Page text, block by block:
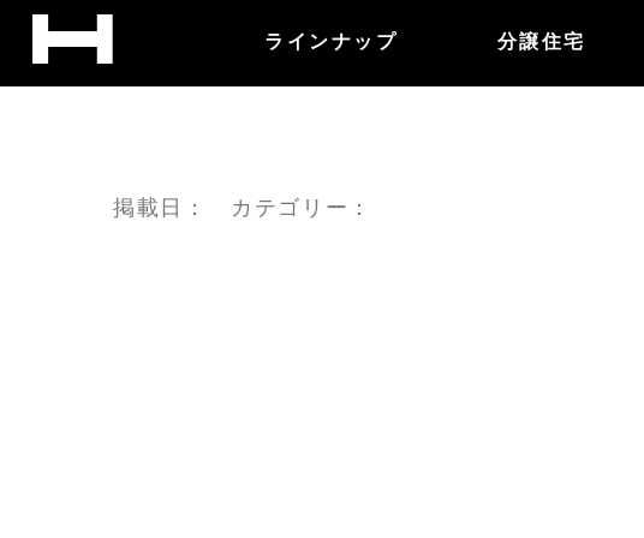
ラインナップ 分譲住宅
掲載日： カテゴリー：